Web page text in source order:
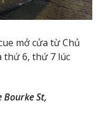
mở cửa từ Chủ
thứ 6, thứ 7 lúc
Bourke St,